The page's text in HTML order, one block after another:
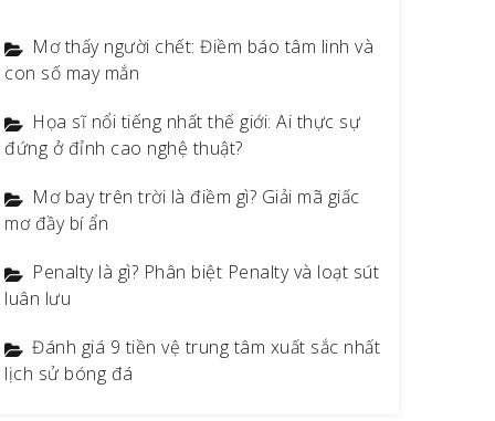
Mơ thấy người chết: Điềm báo tâm linh và
con số may mắn
Họa sĩ nổi tiếng nhất thế giới: Ai thực sự
đứng ở đỉnh cao nghệ thuật?
Mơ bay trên trời là điềm gì? Giải mã giấc
mơ đầy bí ẩn
Penalty là gì? Phân biệt Penalty và loạt sút
luân lưu
Đánh giá 9 tiền vệ trung tâm xuất sắc nhất
lịch sử bóng đá